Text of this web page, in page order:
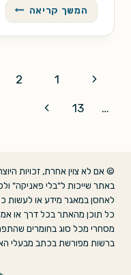
המשך קריאה ירוק
Page
navigation
Previous
Page
1
2
…
13
Next
© אם לא צוין אחרת, זכויות
באתר שייכות ל"בלי פאניקה"
לאחסן במאגר מידע או לעשות
כל תוכן מהאתר בכל דרך או
מסחרי מכל סוג בחומרים
ברשות מפורשת בכתב מבעלי האתר. © 2026